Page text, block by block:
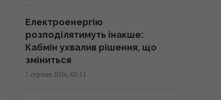
В Генштабі ЗСУ повідомили, на
яку суму країни НАТО виділять
Україні військової допомоги
Електроенергію
розподілятимуть інакше:
Кабмін ухвалив рішення, що
зміниться
7 серпня 2026, 02:11